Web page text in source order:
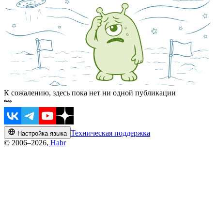
К сожалению, здесь пока нет ни одной публикации
Настройка языка Техническая поддержка
© 2006–2026, Habr